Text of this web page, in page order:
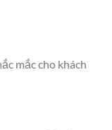
mắc cho khách